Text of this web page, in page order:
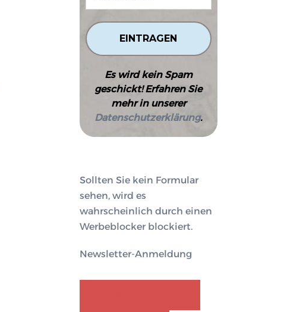
Es wird kein Spam
geschickt! Erfahren Sie
mehr in unserer
Datenschutzerklärung.
Sollten Sie kein Formular
sehen, wird es
wahrscheinlich durch einen
Werbeblocker blockiert.
Newsletter-Anmeldung